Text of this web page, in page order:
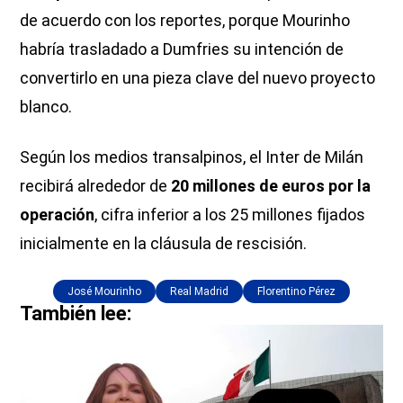
de acuerdo con los reportes, porque Mourinho
habría trasladado a Dumfries su intención de
convertirlo en una pieza clave del nuevo proyecto
blanco.
Según los medios transalpinos, el Inter de Milán
recibirá alrededor de 20 millones de euros por la
operación, cifra inferior a los 25 millones fijados
inicialmente en la cláusula de rescisión.
José Mourinho Real Madrid Florentino Pérez
También lee: